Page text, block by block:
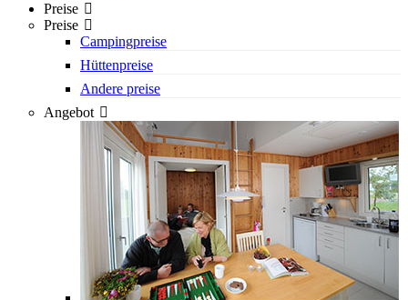
Preise
Preise
Campingpreise
Hüttenpreise
Andere preise
Angebot